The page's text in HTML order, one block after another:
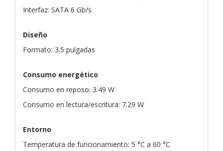
Interfaz: SATA 6 Gb/s
Diseño
Formato: 3.5 pulgadas
Consumo energético
Consumo en reposo: 3.49 W
Consumo en lectura/escritura: 7.29 W
Entorno
Temperatura de funcionamiento: 5 °C a 60 °C